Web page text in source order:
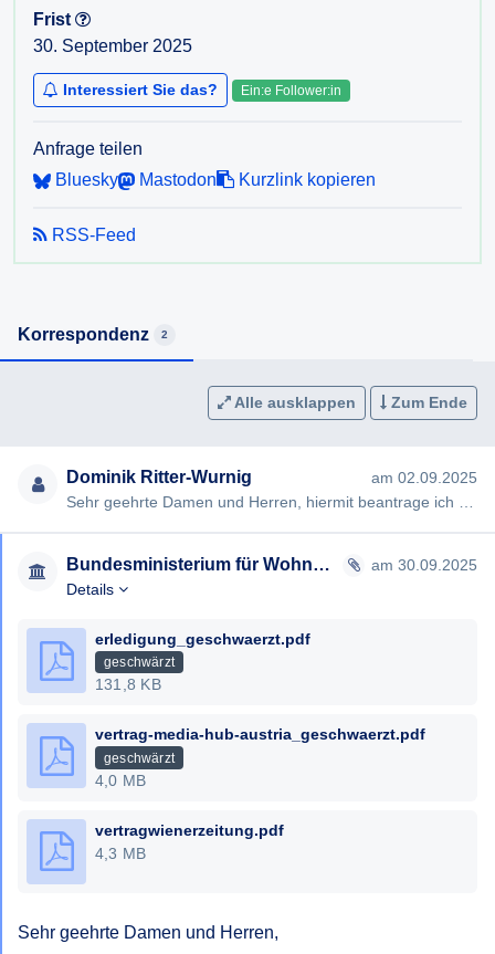
Frist
30. September 2025
Interessiert Sie das? Ein:e Follower:in
Anfrage teilen
Bluesky
Mastodon Kurzlink kopieren
RSS-Feed
Korrespondenz 2
Alle ausklappen Zum Ende
Dominik Ritter-Wurnig
am 02.09.2025
Bundesministerium für Wohnen, Kunst, Kultur, Medien und Sport
am 30.09.2025
Details
erledigung_geschwaerzt.pdf
geschwärzt
131,8 KB
vertrag-media-hub-austria_geschwaerzt.pdf
geschwärzt
4,0 MB
vertragwienerzeitung.pdf
4,3 MB
Sehr geehrte Damen und Herren,